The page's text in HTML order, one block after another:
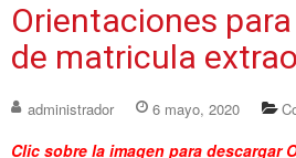
Orientaciones
de matricula
administrador 6 mayo, 2020
Clic sobre la imagen para descargar